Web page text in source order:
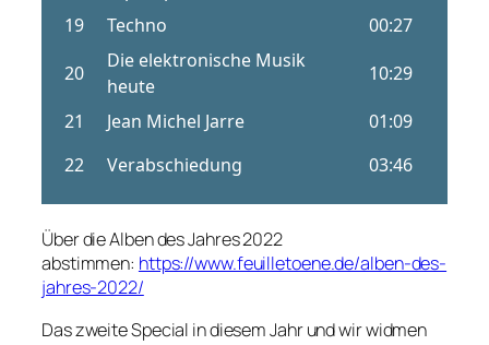
Über die Alben des Jahres 2022
abstimmen: https://www.feuilletoene.de/alben-des-
jahres-2022/
Das zweite Special in diesem Jahr und wir widmen